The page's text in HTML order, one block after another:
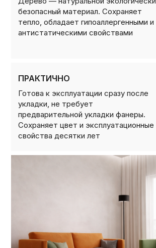
Готова к эксплуатации сразу после
укладки, не требует
предварительной укладки фанеры.
Сохраняет цвет и эксплуатационные
свойства десятки лет
ПРАКТИЧНО
безопасный материал. Сохраняет
тепло, обладает гипоаллергенными и
антистатическими свойствами